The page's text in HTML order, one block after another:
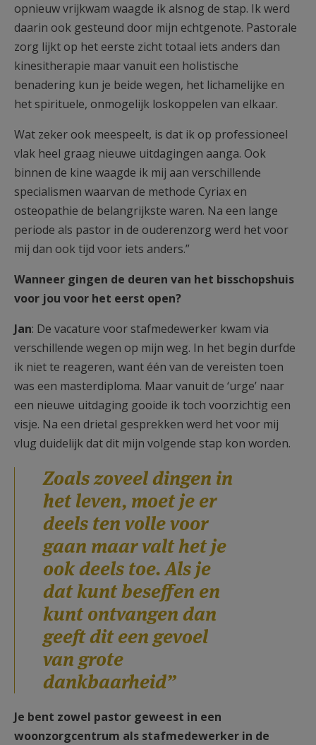
opnieuw vrijkwam waagde ik alsnog de stap. Ik werd
daarin ook gesteund door mijn echtgenote. Pastorale
zorg lijkt op het eerste zicht totaal iets anders dan
kinesitherapie maar vanuit een holistische
benadering kun je beide wegen, het lichamelijke en
het spirituele, onmogelijk loskoppelen van elkaar.
Wat zeker ook meespeelt, is dat ik op professioneel
vlak heel graag nieuwe uitdagingen aanga. Ook
binnen de kine waagde ik mij aan verschillende
specialismen waarvan de methode Cyriax en
osteopathie de belangrijkste waren. Na een lange
periode als pastor in de ouderenzorg werd het voor
mij dan ook tijd voor iets anders.”
Wanneer gingen de deuren van het bisschopshuis
voor jou voor het eerst open?
Jan: De vacature voor stafmedewerker kwam via
verschillende wegen op mijn weg. In het begin durfde
ik niet te reageren, want één van de vereisten toen
was een masterdiploma. Maar vanuit de ‘urge’ naar
een nieuwe uitdaging gooide ik toch voorzichtig een
visje. Na een drietal gesprekken werd het voor mij
vlug duidelijk dat dit mijn volgende stap kon worden.
Zoals zoveel dingen in
het leven, moet je er
deels ten volle voor
gaan maar valt het je
ook deels toe. Als je
dat kunt beseffen en
kunt ontvangen dan
geeft dit een gevoel
van grote
dankbaarheid”
Je bent zowel pastor geweest in een
woonzorgcentrum als stafmedewerker in de